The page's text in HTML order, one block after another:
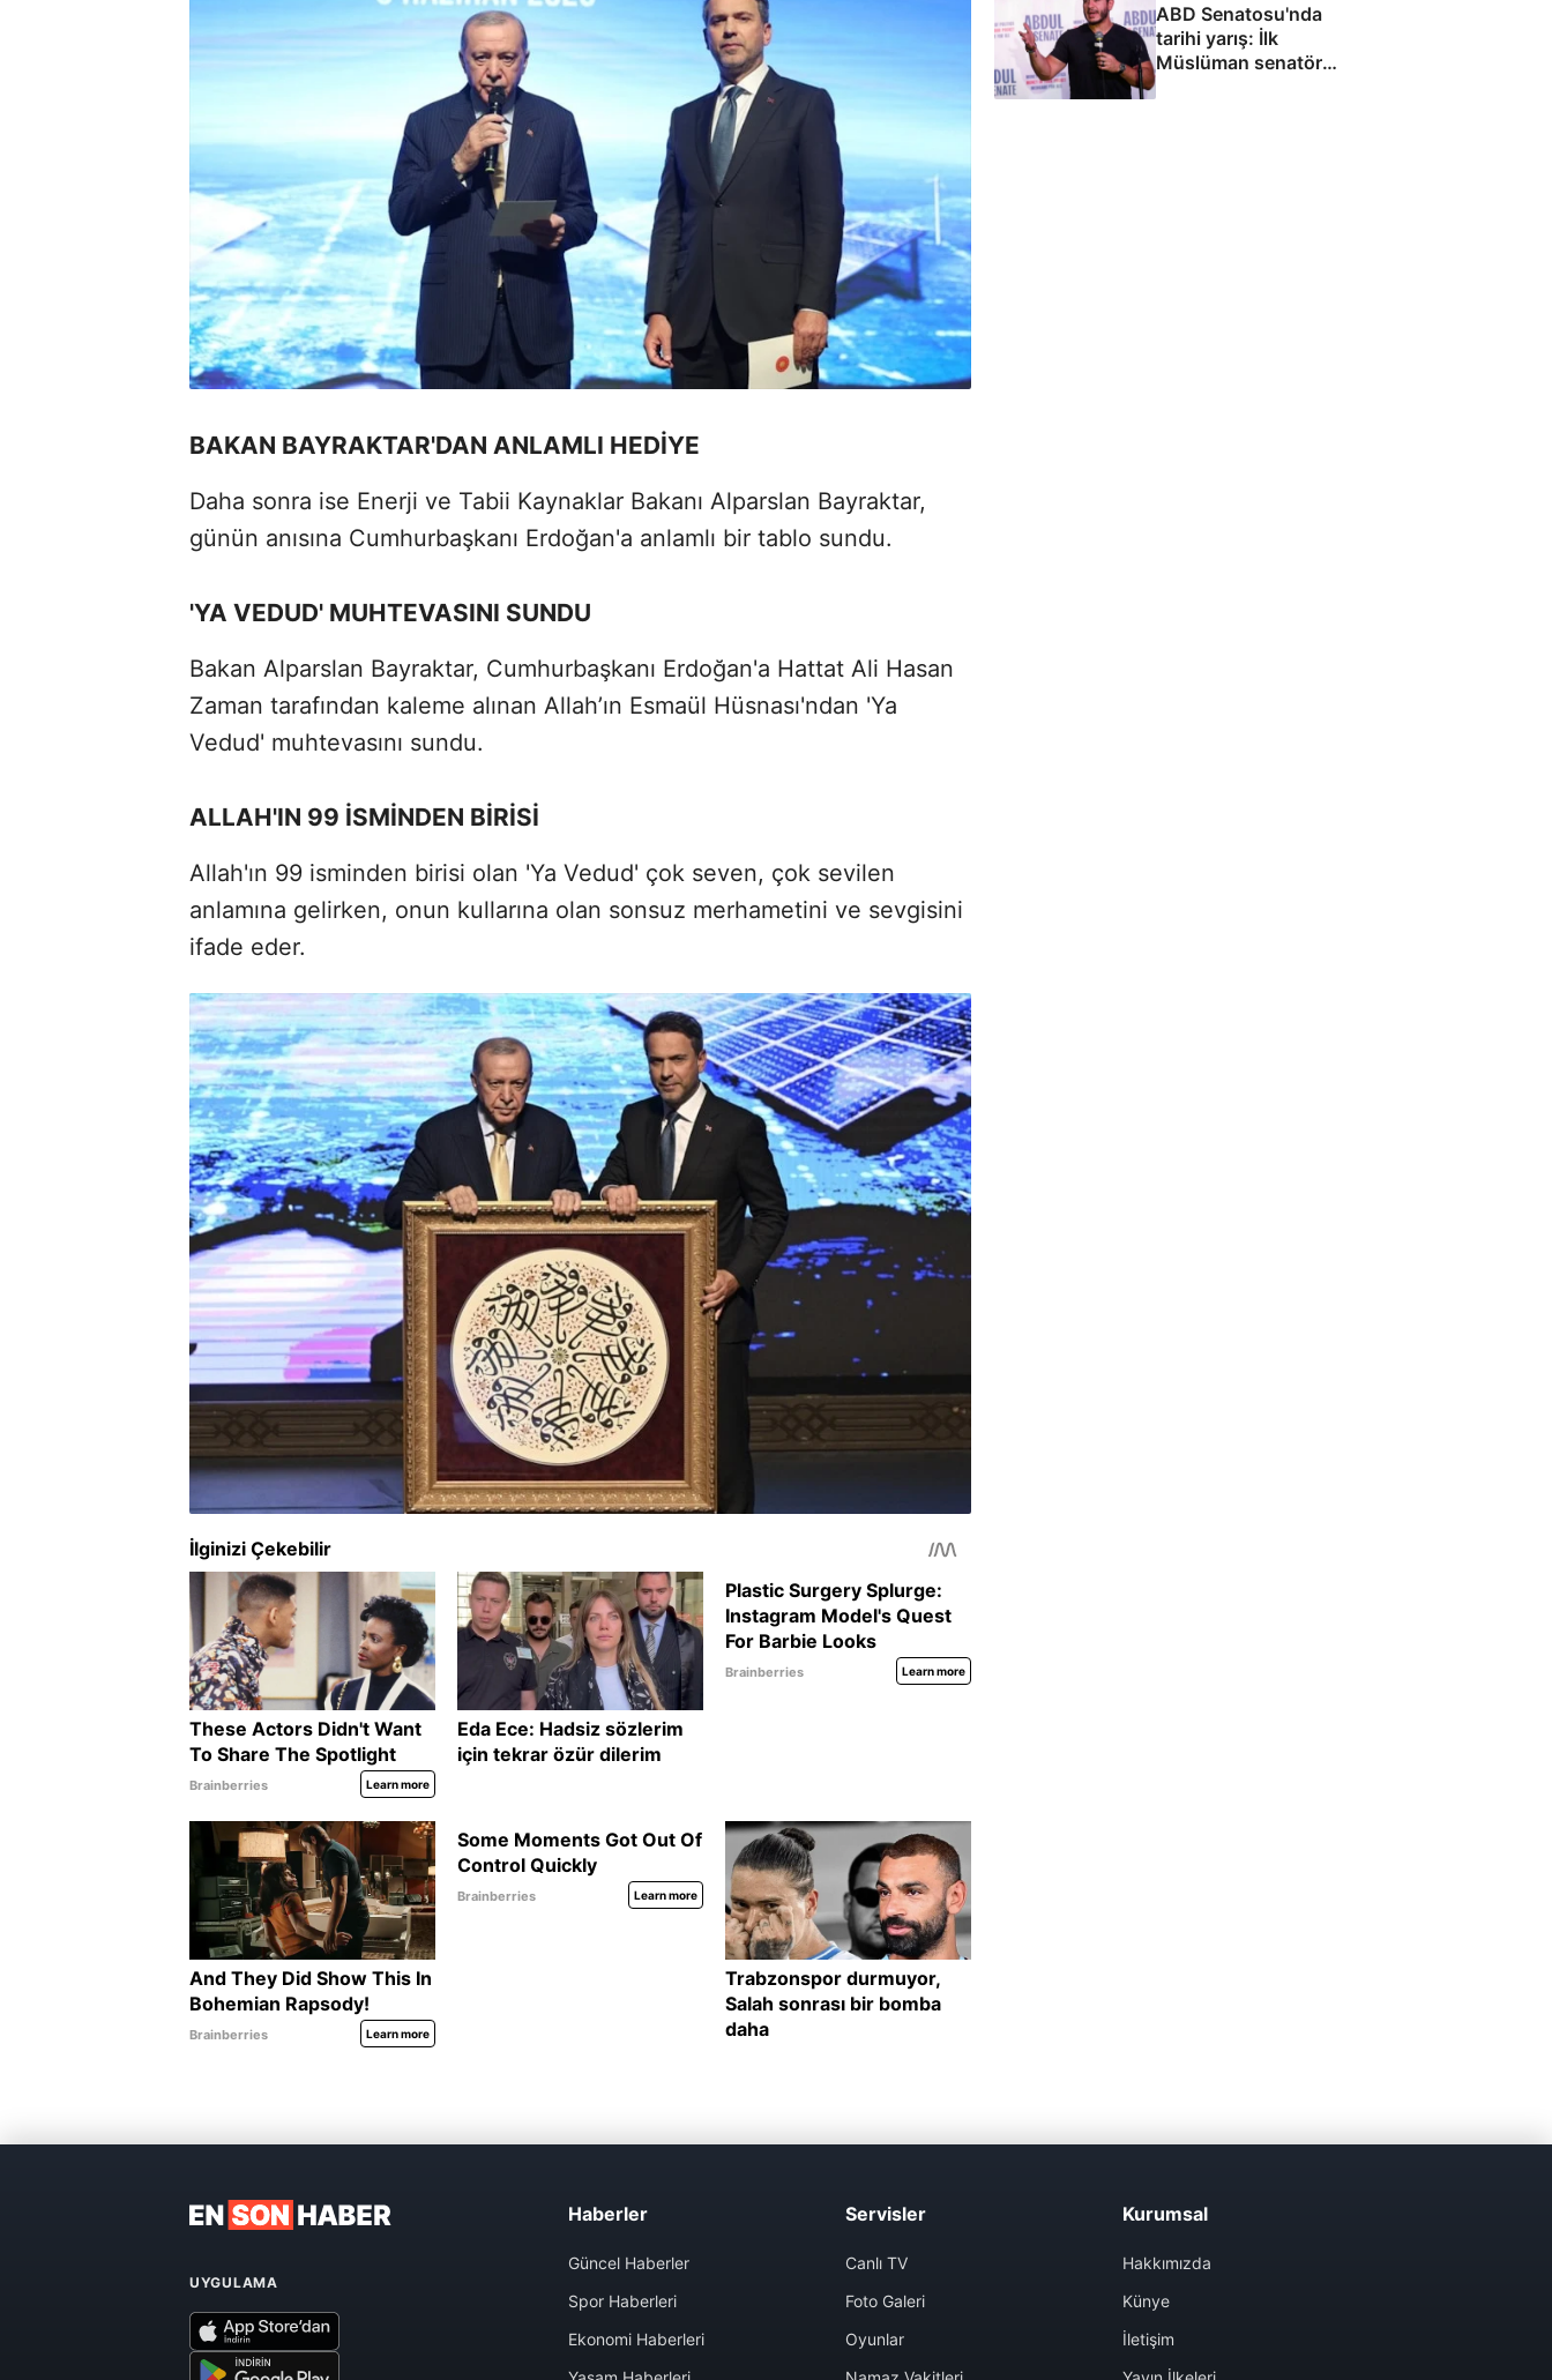
BAKAN BAYRAKTAR'DAN ANLAMLI HEDİYE
Daha sonra ise Enerji ve Tabii Kaynaklar Bakanı Alparslan Bayraktar,
günün anısına Cumhurbaşkanı Erdoğan'a anlamlı bir tablo sundu.
'YA VEDUD' MUHTEVASINI SUNDU
Bakan Alparslan Bayraktar, Cumhurbaşkanı Erdoğan'a Hattat Ali Hasan
Zaman tarafından kaleme alınan Allah’ın Esmaül Hüsnası'ndan 'Ya
Vedud' muhtevasını sundu.
ALLAH'IN 99 İSMİNDEN BİRİSİ
Allah'ın 99 isminden birisi olan 'Ya Vedud' çok seven, çok sevilen
anlamına gelirken, onun kullarına olan sonsuz merhametini ve sevgisini
ifade eder.
ABD Senatosu'nda
tarihi yarış: İlk
Müslüman senatör
olmaya hazırlanıyor
UYGULAMA
Haberler
Güncel Haberler
Spor Haberleri
Ekonomi Haberleri
Servisler
Canlı TV
Foto Galeri
Oyunlar
Kurumsal
Hakkımızda
Künye
İletişim